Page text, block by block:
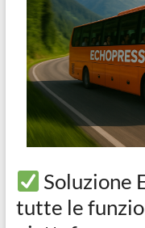
Soluzione
tutte le